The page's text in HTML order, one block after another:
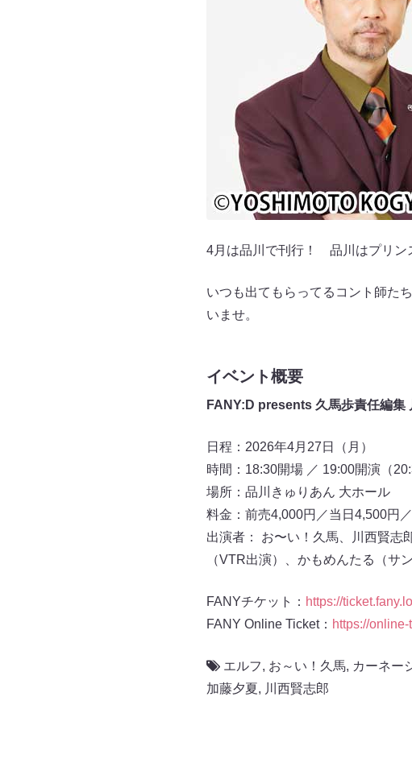
4月は品川で刊行！ 品川はプリン
いつも出てもらってるコント師た
いませ。
イベント概要
FANY:D presents 久馬歩責任編集
日程：2026年4月27日（月）
時間：18:30開場 ／ 19:00開演（
場所：品川きゅりあん 大ホール
料金：前売4,000円／当日4,500円
出演者： お〜い！久馬、川西賢志
（VTR出演）、かもめんたる（サ
FANYチケット： https://
FANY Online Ticket： https://
エルフ, お～い！久馬, カーネー
加藤夕夏, 川西賢志郎